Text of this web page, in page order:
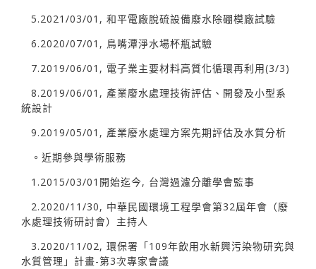
5.2021/03/01, 和平電廠脫硫設備廢水除硼模廠試驗
6.2020/07/01, 鳥嘴潭淨水場杯瓶試驗
7.2019/06/01, 電子業主要材料高質化循環再利用(3/3)
8.2019/06/01, 產業廢水處理技術評估、開發及小型系
統設計
9.2019/05/01, 產業廢水處理方案先期評估及水質分析
。近期參與學術服務
1.2015/03/01開始迄今, 台灣過濾分離學會監事
2.2020/11/30, 中華民國環境工程學會第32屆年會（廢
水處理技術研討會）主持人
3.2020/11/02, 環保署「109年飲用水新興污染物研究與
水質管理」計畫-第3次專家會議